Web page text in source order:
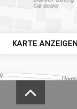
KARTE ANZEIGEN